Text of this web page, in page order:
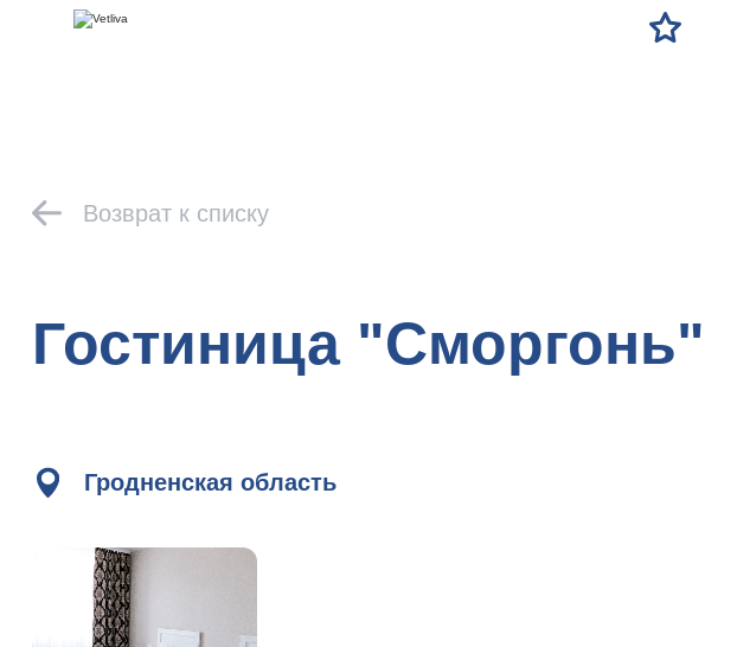
Возврат к списку
Гостиница "Сморгонь"
Гродненская область